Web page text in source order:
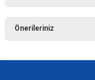
Önerileriniz